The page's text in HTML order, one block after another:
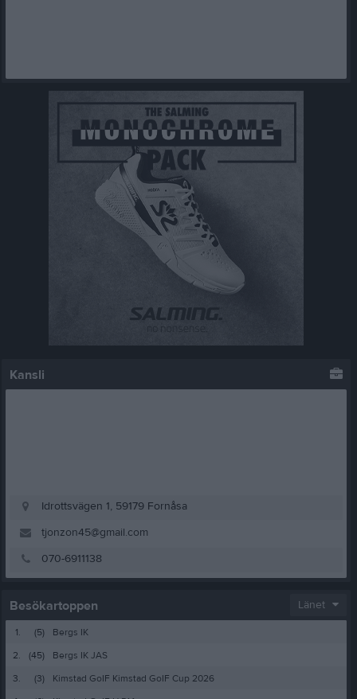
Kansli
Idrottsvägen 1, 59179 Fornåsa
tjonzon45@gmail.com
070-6911138
Besökartoppen Länet
1. (5)
Bergs IK
2.
(45)
Bergs IK JAS
3.
(3)
Kimstad GoIF Kimstad GoIF Cup 2026